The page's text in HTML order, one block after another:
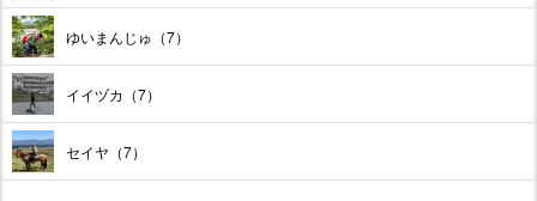
ゆいまんじゅ（7）
イイヅカ（7）
セイヤ（7）